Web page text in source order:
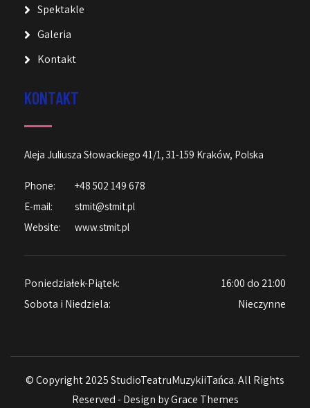
Spektakle
Galeria
Kontakt
KONTAKT
Aleja Juliusza Słowackiego 41/1, 31-159 Kraków, Polska
Phone:
+48 502 149 678
E-mail:
stmit@stmit.pl
Website:
www.stmit.pl
Poniedziałek-Piątek:
16:00 do 21:00
Sobota i Niedziela:
Nieczynne
© Copyright 2025 StudioTeatruMuzykiiTańca. All Rights
Reserved - Design byGrace Themes